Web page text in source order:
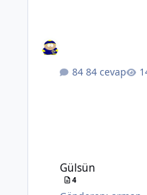
84 cevap
Gülsün
4